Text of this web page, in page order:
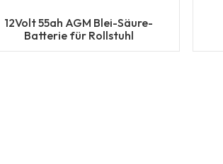
12Volt 55ah AGM Blei-Säure-
Batterie für Rollstuhl